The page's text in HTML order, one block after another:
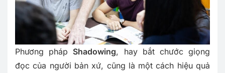
Phương pháp Shadowing, hay bắt chước giọng
đọc của người bản xứ, cũng là một cách hiệu quả